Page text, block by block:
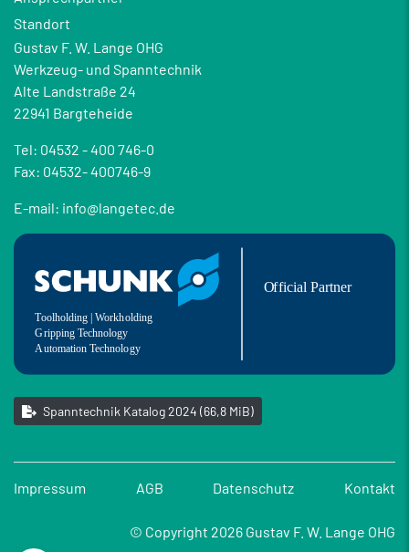
Standort
Gustav F. W. Lange OHG
Werkzeug- und Spanntechnik
Alte Landstraße 24
22941 Bargteheide
Tel: 04532 - 400 746-0
Fax: 04532- 400746-9
E-mail: info@langetec.de
Spanntechnik Katalog 2024 (66,8 MiB)
Impressum AGB Datenschutz Kontakt
© Copyright 2026 Gustav F. W. Lange OHG